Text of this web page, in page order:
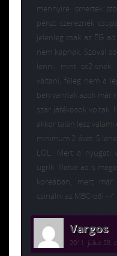
mennyire ismertek
pénzt szereznek
jelenleg csak az EG
nem kapnak. Szóval
lenni, mint sc2-
váltani, főleg nem a
ben vannak azok már
szar játékosok voltak.
akkor talán lesz
minimum 2 évet. S
LOL. Mert a nyugati
ugrik. Illetve az is
koreában, mert
csinálni az MBC-ből -.-‘
Vargos
2011. július 28.